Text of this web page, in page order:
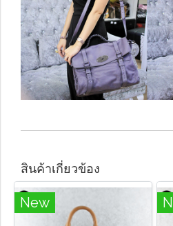
สินค้าเกี่ยวข้อง
New